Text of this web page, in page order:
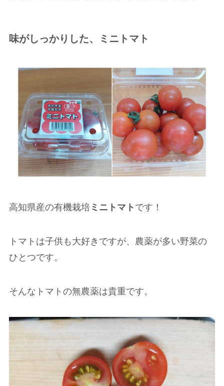
味がしっかりした、ミニトマト
高知県産の有機栽培ミニトマト です！
トマトは子供も大好きですが、農薬が多い野菜の
ひとつです。
そんなトマトの無農薬は貴重です。